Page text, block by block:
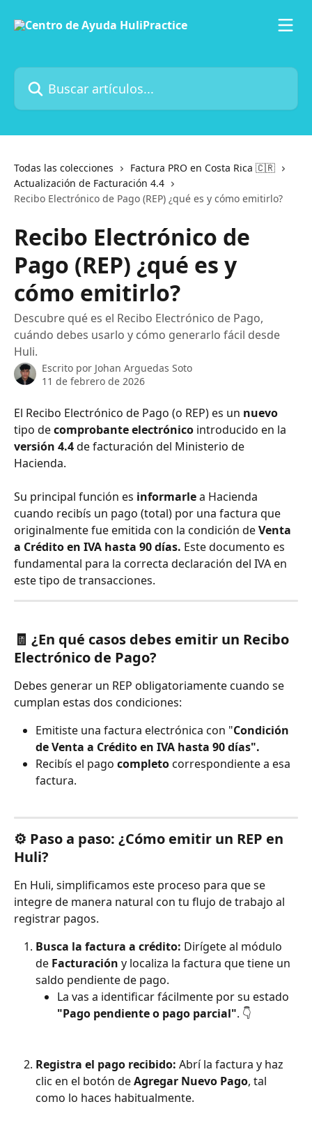
Buscar artículos...
Todas las colecciones
Factura PRO en Costa Rica 🇨🇷
Actualización de Facturación 4.4
Recibo Electrónico de Pago (REP) ¿qué es y cómo emitirlo?
Recibo Electrónico de
Pago (REP) ¿qué es y
cómo emitirlo?
Descubre qué es el Recibo Electrónico de Pago,
cuándo debes usarlo y cómo generarlo fácil desde
Huli.
Escrito por Johan Arguedas Soto
11 de febrero de 2026
El Recibo Electrónico de Pago (o REP) es un nuevo
tipo de comprobante electrónico introducido en la
versión 4.4 de facturación del Ministerio de
Hacienda.
Su principal función es informarle a Hacienda
cuando recibís un pago (total) por una factura que
originalmente fue emitida con la condición de Venta
a Crédito en IVA hasta 90 días. Este documento es
fundamental para la correcta declaración del IVA en
este tipo de transacciones.
🧾 ¿En qué casos debes emitir un Recibo
Electrónico de Pago?
Debes generar un REP obligatoriamente cuando se
cumplan estas dos condiciones:
Emitiste una factura electrónica con "Condición
de Venta a Crédito en IVA hasta 90 días".
Recibís el pago completo correspondiente a esa
factura.
⚙️ Paso a paso: ¿Cómo emitir un REP en
Huli?
En Huli, simplificamos este proceso para que se
integre de manera natural con tu flujo de trabajo al
registrar pagos.
Busca la factura a crédito: Dirígete al módulo
de Facturación y localiza la factura que tiene un
saldo pendiente de pago.
La vas a identificar fácilmente por su estado
"Pago pendiente o pago parcial". 👇
Registra el pago recibido: Abrí la factura y haz
clic en el botón de Agregar Nuevo Pago, tal
como lo haces habitualmente.